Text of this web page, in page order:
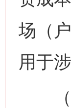
场（
用于
（九